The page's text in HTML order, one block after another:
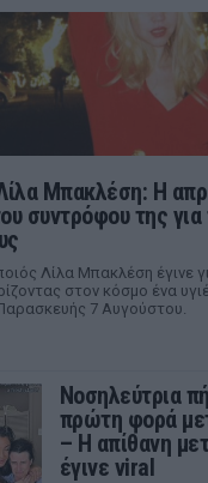
Μπακλέση: Η
συντρόφου της
Λίλα Μπακλέση έγινε
στον κόσμο ένα
7 Αυγούστου.
Νοσηλεύτρια
πρώτη φορά
– Η απίθανη
έγινε viral